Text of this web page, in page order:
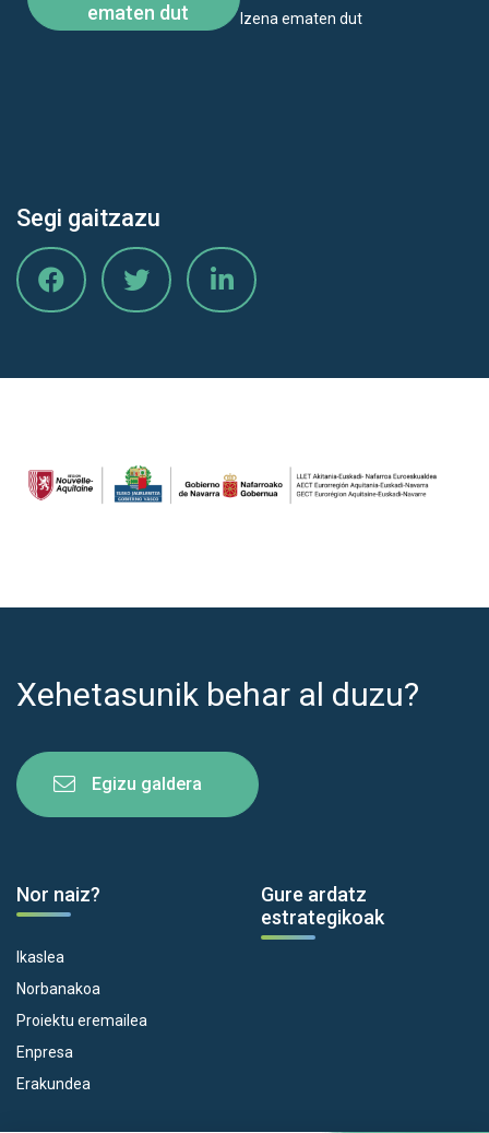
ematen dut
Izena ematen dut
Segi gaitzazu
Xehetasunik behar al duzu?
Egizu galdera
Nor naiz?
Ikaslea
Norbanakoa
Proiektu eremailea
Enpresa
Erakundea
Gure ardatz
estrategikoak